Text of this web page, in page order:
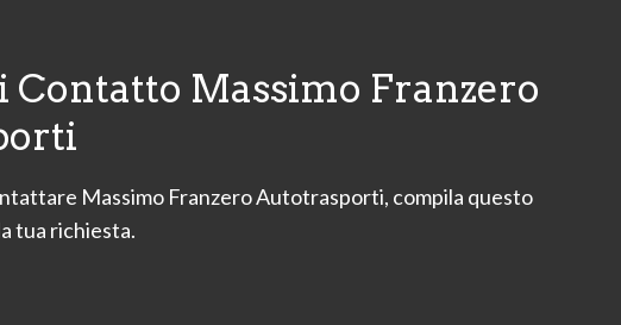
Contatto Massimo Franzero
Massimo Franzero Autotrasporti, compila questo
tua richiesta.